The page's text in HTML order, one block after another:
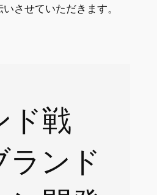
させていただきます。
ド戦
ランド